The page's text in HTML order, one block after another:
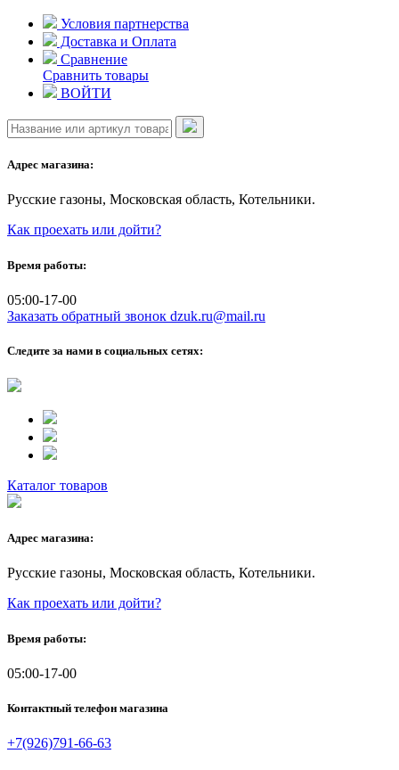
Skip
content
Условия партнерства
Доставка и Оплата
Сравнение
Сравнить товары
ВОЙТИ
Адрес магазина:
Русские газоны, Московская область, Котельники.
Как проехать или дойти?
Время работы:
05:00-17-00
Заказать обратный звонок dzuk.ru@mail.ru
Следите за нами в социальных сетях:
Каталог товаров
Адрес магазина:
Русские газоны, Московская область, Котельники.
Как проехать или дойти?
Время работы:
05:00-17-00
Контактный телефон магазина
+7(926)791-66-63